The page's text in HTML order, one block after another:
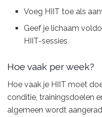
Voeg HIIT toe als
Geef je lichaam
HIIT-sessies
Hoe vaak per week?
Hoe vaak je HIIT moet
conditie, trainingsdoelen
algemeen wordt